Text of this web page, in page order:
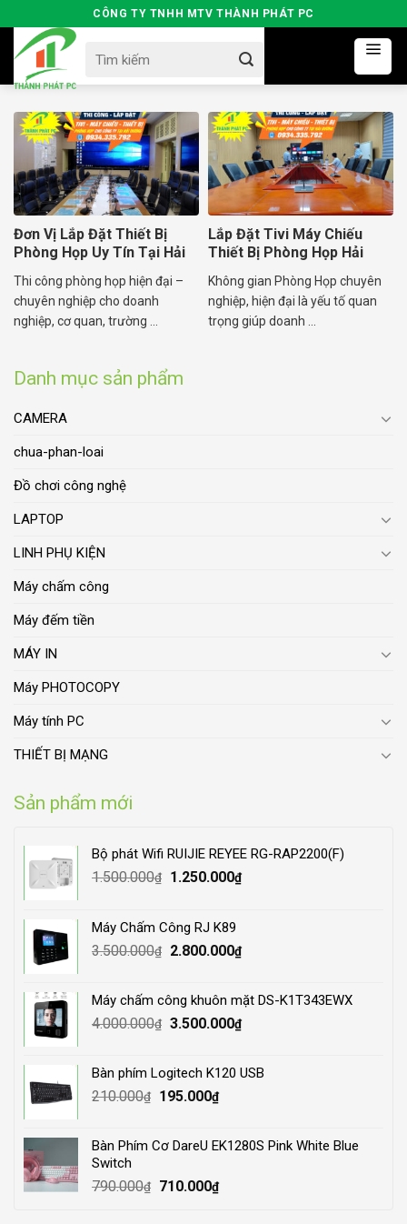
to
content
CÔNG TY TNHH MTV THÀNH PHÁT PC
for:
Danh mục sản phẩm
CAMERA
chua-phan-loai
Đồ chơi công nghệ
LAPTOP
LINH PHỤ KIỆN
Máy chấm công
Máy đếm tiền
MÁY IN
Máy PHOTOCOPY
Máy tính PC
THIẾT BỊ MẠNG
Sản phẩm mới
Bộ phát Wifi RUIJIE REYEE RG-RAP2200(F)
1.500.000₫
Original
1.500.000₫.
1.250.000₫Current
Máy Chấm Công RJ K89
3.500.000₫
Original
3.500.000₫.
2.800.000₫Current
2.800.000₫.
Máy chấm công khuôn mặt DS-K1T343EWX
4.000.000₫ Original
4.000.000₫.
3.500.000₫Current
3.500.000₫.
Bàn phím Logitech K120 USB
210.000₫
Original
210.000₫.
195.000₫Current
195.000₫.
Bàn Phím Cơ DareU EK1280S Pink White Blue
Switch
790.000₫
Original
710.000₫Current
Đơn Vị Lắp Đặt Thiết Bị
Phòng Họp Uy Tín Tại Hải
Thi công phòng họp hiện đại –
chuyên nghiệp cho doanh
nghiệp, cơ quan, trường ...
Lắp Đặt Tivi Máy Chiếu
Thiết Bị Phòng Họp Hải
Không gian Phòng Họp chuyên
nghiệp, hiện đại là yếu tố quan
trọng giúp doanh ...